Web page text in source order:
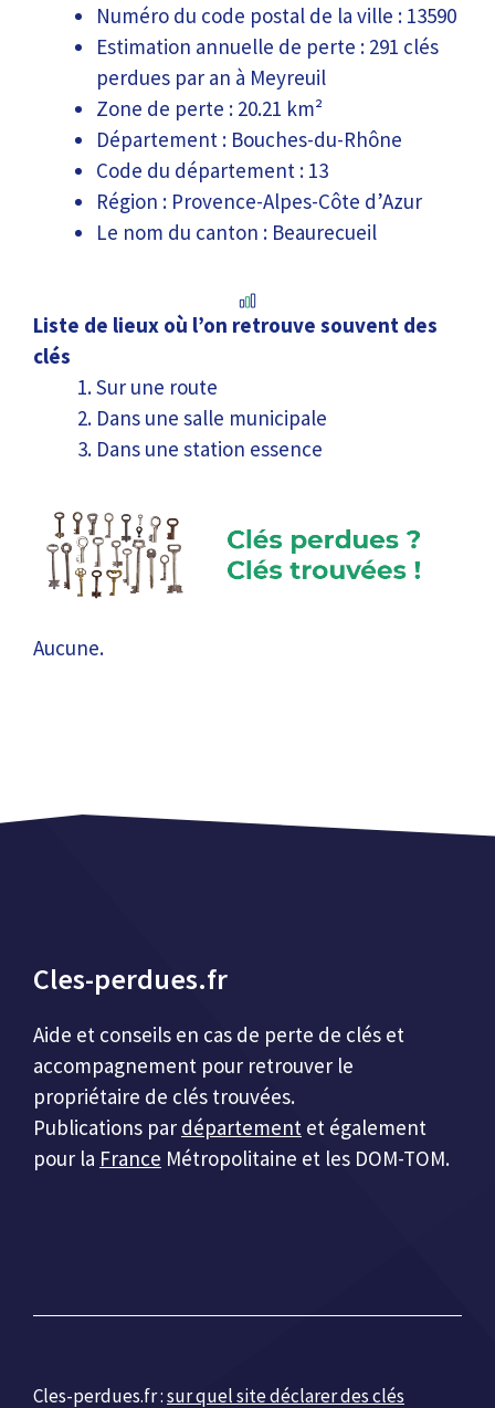
Numéro du code postal de la ville : 13590
Estimation annuelle de perte : 291 clés
perdues par an à Meyreuil
Zone de perte : 20.21 km²
Département : Bouches-du-Rhône
Code du département : 13
Région : Provence-Alpes-Côte d’Azur
Le nom du canton : Beaurecueil
Liste de lieux où l’on retrouve souvent des
clés
Sur une route
Dans une salle municipale
Dans une station essence
Aucune.
Cles-perdues.fr
Aide et conseils en cas de perte de clés et
accompagnement pour retrouver le
propriétaire de clés trouvées.
Publications par département et également
pour la France Métropolitaine et les DOM-TOM.
Cles-perdues.fr :sur quel site déclarer des clés